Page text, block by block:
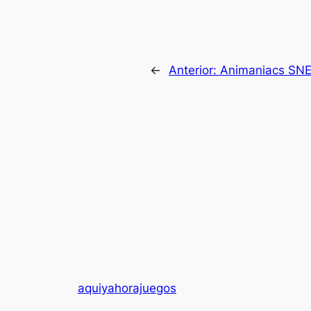
← Anterior: Animaniacs
aquiyahorajuegos